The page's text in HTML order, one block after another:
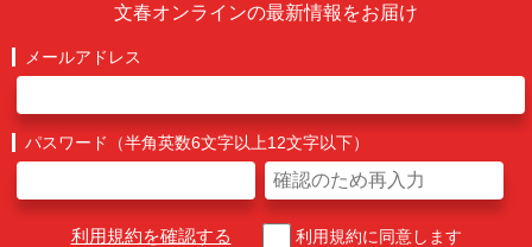
文春オンラインの最新情報をお届け
メールアドレス
パスワード（半角英数6文字以上12文字以下）
利用規約を確認する 利用規約に同意します